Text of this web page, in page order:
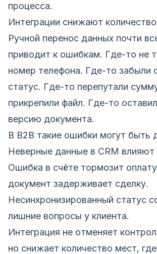
процесса.
Интеграции снижают
Ручной перенос данных почти
приводит к ошибкам. Где-то не
номер телефона. Где-то забыли
статус. Где-то перепутали
прикрепили файл. Где-то
версию документа.
В B2B такие ошибки могут быть
Неверные данные в CRM
Ошибка в счёте тормозит
документ задерживает сделку.
Несинхронизированный статус
лишние вопросы у клиента.
Интеграция не отменяет
но снижает количество мест,